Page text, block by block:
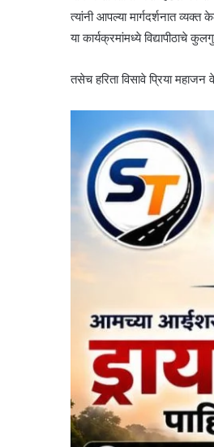
त्यांनी आपल्या मार्गदर्शनात व्यक्त
या कार्यक्रमांमध्ये विद्यापीठाचे
तसेच हरिता विसावे प्रिया